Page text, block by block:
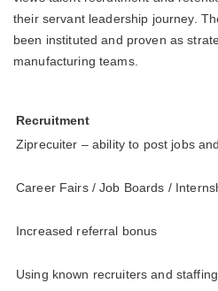
their servant leadership journey.
been instituted and proven as
manufacturing teams.
Recruitment
Ziprecuiter – ability to post jobs
Career Fairs / Job Boards /
Increased referral bonus
Using known recruiters and